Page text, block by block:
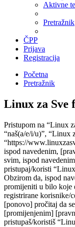
Aktivne
Pretražnik
ČPP
Prijava
Registracija
Početna
Pretražnik
Linux za Sve
Pristupom na “Linux
“naš(a/e/i/u)”, “Linux
“https://
ispod navedenim,
svim, ispod
pristupaj/koristi
Obzirom da, ispod
promijeniti u bilo koje
registrirane korisnike/
[ponovo] pročitaj da
[promijenjenim]
pristupaš/koristiš